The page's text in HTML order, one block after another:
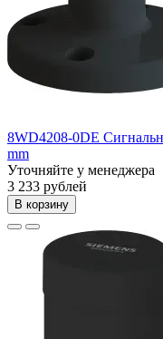
8WD4208-0DE
mm
Уточняйте у менеджера
3 233 рублей
В корзину